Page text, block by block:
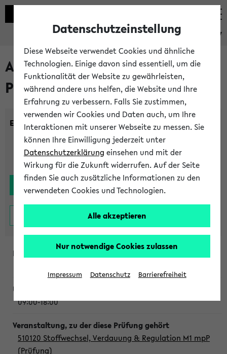
eKVV
Alle noch stattfindenden
Prüfungen
Einrichtung:
09:00-18:00
510120 Stoffwechsel, Verdauung & Regulation M1 mpP
(Prüfung)
Datenschutzeinstellung
Diese Webseite verwendet Cookies und ähnliche
Technologien. Einige davon sind essentiell, um die
Funktionalität der Website zu gewährleisten,
während andere uns helfen, die Website und Ihre
Erfahrung zu verbessern. Falls Sie zustimmen,
verwenden wir Cookies und Daten auch, um Ihre
Interaktionen mit unserer Webseite zu messen. Sie
können Ihre Einwilligung jederzeit unter
Datenschutzerklärung einsehen und mit der
Wirkung für die Zukunft widerrufen. Auf der Seite
finden Sie auch zusätzliche Informationen zu den
verwendeten Cookies und Technologien.
Alle akzeptieren
Nur notwendige Cookies zulassen
Impressum Datenschutz Barrierefreiheit